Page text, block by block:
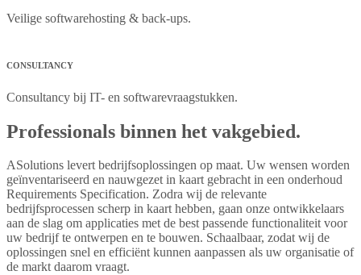
Veilige softwarehosting & back-ups.
CONSULTANCY
Consultancy bij IT- en softwarevraagstukken.
Professionals binnen het vakgebied.
ASolutions levert bedrijfsoplossingen op maat. Uw wensen worden
geïnventariseerd en nauwgezet in kaart gebracht in een onderhoud
Requirements Specification. Zodra wij de relevante
bedrijfsprocessen scherp in kaart hebben, gaan onze ontwikkelaars
aan de slag om applicaties met de best passende functionaliteit voor
uw bedrijf te ontwerpen en te bouwen. Schaalbaar, zodat wij de
oplossingen snel en efficiënt kunnen aanpassen als uw organisatie of
de markt daarom vraagt.